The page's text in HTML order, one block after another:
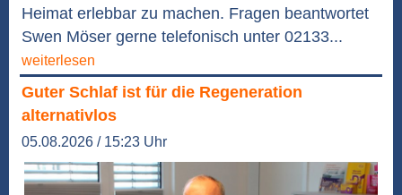
Heimat erlebbar zu machen. Fragen beantwortet
Swen Möser gerne telefonisch unter 02133...
weiterlesen
Guter Schlaf ist für die Regeneration
alternativlos
05.08.2026 / 15:23 Uhr